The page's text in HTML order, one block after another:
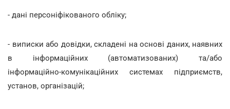
- дані персоніфікованого обліку;
- виписки або довідки, складені на основі даних, наявних
в інформаційних (автоматизованих) та/або
інформаційно-комунікаційних системах підприємств,
установ, організацій;